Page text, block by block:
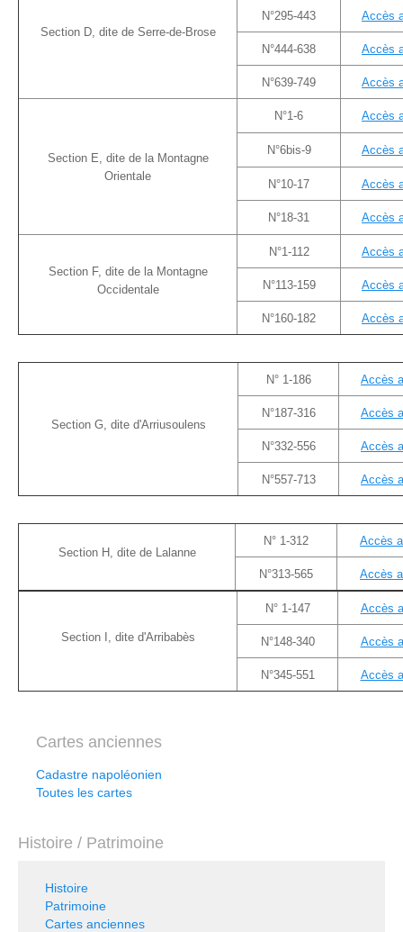
Section D, dite de Serre-de-Brose
N°295-443 Accès
N°444-638 Accès
N°639-749 Accès
Section E, dite de la Montagne
Orientale
N°1-6 Accès
N°6bis-9 Accès
N°10-17 Accès
N°18-31 Accès
Section F, dite de la Montagne
Occidentale
N°1-112 Accès
N°113-159 Accès
N°160-182 Accès
Section G, dite d'Arriusoulens
N° 1-186 Accès
N°187-316 Accès
N°332-556 Accès
N°557-713 Accès
Section H, dite de Lalanne
N° 1-312 Accès
N°313-565 Accès
Section I, dite d'Arribabès
N° 1-147 Accès
N°148-340 Accès
N°345-551 Accès
Cartes anciennes
Cadastre napoléonien
Toutes les cartes
Histoire / Patrimoine
Histoire
Patrimoine
Cartes anciennes